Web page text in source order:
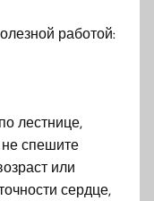
работой:
лестнице,
не спешите
или
сердце,